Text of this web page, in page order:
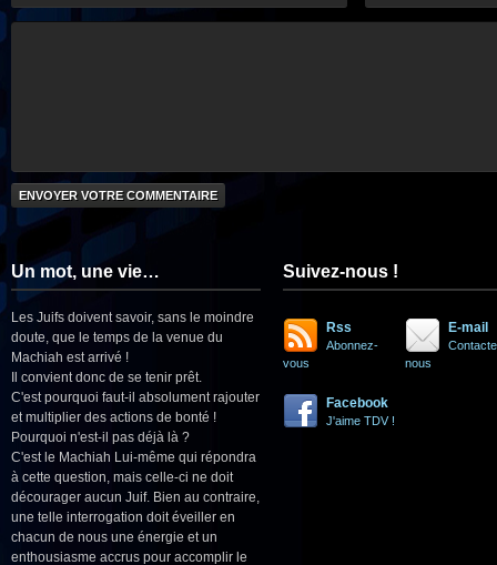
Un mot, une vie…
Les Juifs doivent savoir, sans le moindre
doute, que le temps de la venue du
Machiah est arrivé !
Il convient donc de se tenir prêt.
C'est pourquoi faut-il absolument rajouter
et multiplier des actions de bonté !
Pourquoi n'est-il pas déjà là ?
C'est le Machiah Lui-même qui répondra
à cette question, mais celle-ci ne doit
décourager aucun Juif. Bien au contraire,
une telle interrogation doit éveiller en
chacun de nous une énergie et un
enthousiasme accrus pour accomplir le
Suivez-nous !
Rss
Abonnez-
vous
E-mail
nous
Facebook
J'aime TDV !